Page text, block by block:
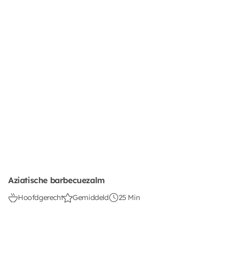
Aziatische barbecuezalm
Hoofdgerecht Gemiddeld 25 Min